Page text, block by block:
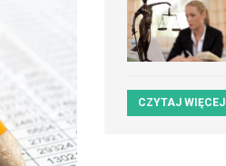
CZYTAJ WIĘCEJ